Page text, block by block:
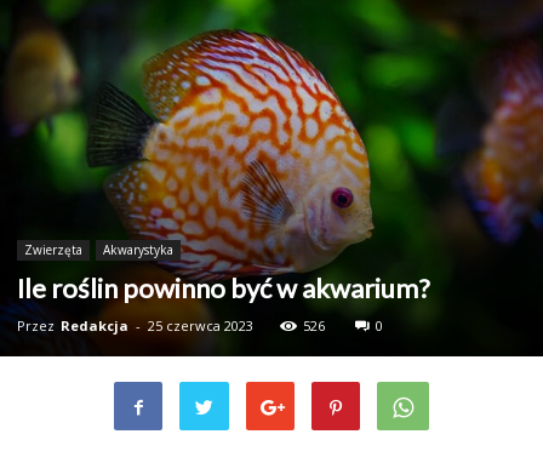
Zwierzęta Akwarystyka
Ile roślin powinno być w akwarium?
Przez Redakcja - 25 czerwca 2023 526 0